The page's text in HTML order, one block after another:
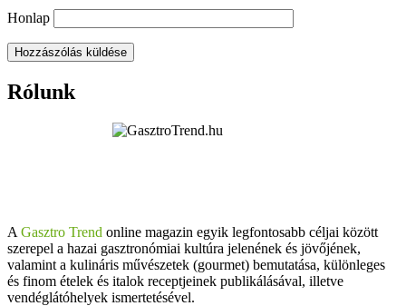
Honlap
Rólunk
A Gasztro Trend online magazin egyik legfontosabb céljai között
szerepel a hazai gasztronómiai kultúra jelenének és jövőjének,
valamint a kulináris művészetek (gourmet) bemutatása, különleges
és finom ételek és italok receptjeinek publikálásával, illetve
vendéglátóhelyek ismertetésével.